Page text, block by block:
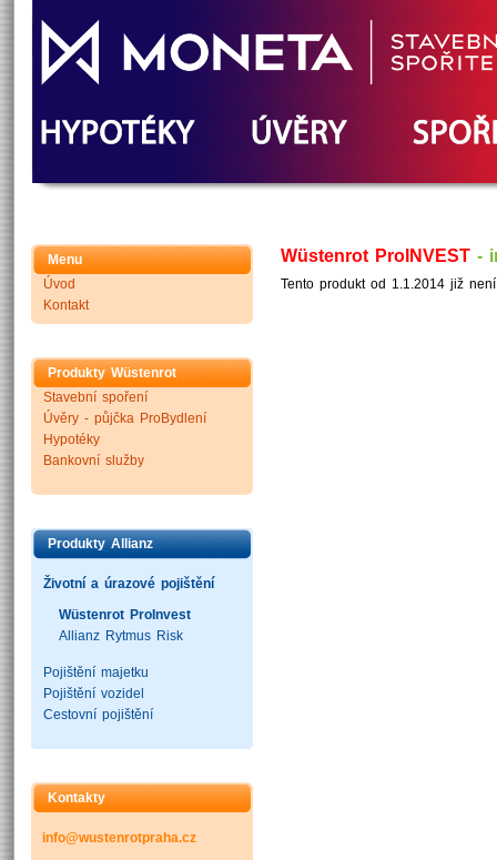
Menu
Úvod
Kontakt
Produkty Wüstenrot
Stavební spoření
Úvěry - půjčka ProBydlení
Hypotéky
Bankovní služby
Produkty Allianz
Životní a úrazové pojištění
Wüstenrot ProInvest
Allianz Rytmus Risk
Pojištění majetku
Pojištění vozidel
Cestovní pojištění
Kontakty
info@wustenrotpraha.cz
Wüstenrot ProINVEST -
Tento produkt od 1.1.2014 již